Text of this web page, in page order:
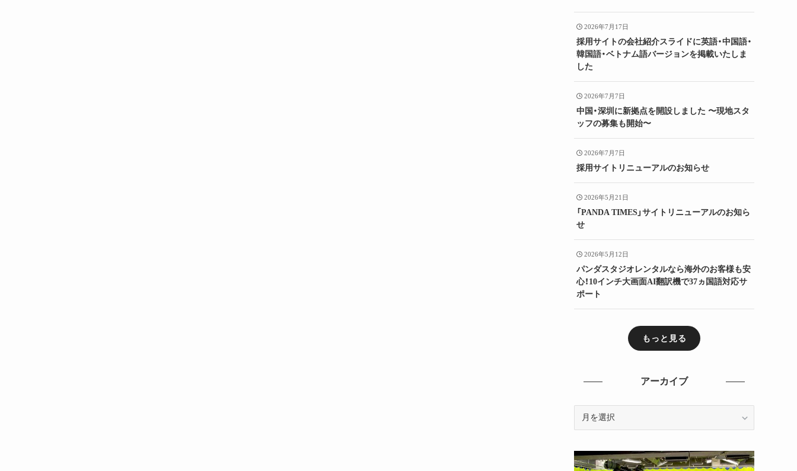
2026年7月17日
採用サイトの会社紹介スライドに英語・中国語・
韓国語・ベトナム語バージョンを掲載いたしま
した
2026年7月7日
中国・深圳に新拠点を開設しました 〜現地スタ
ッフの募集も開始〜
2026年7月7日
採用サイトリニューアルのお知らせ
2026年5月21日
「PANDA TIMES」サイトリニューアルのお知ら
せ
2026年5月12日
パンダスタジオレンタルなら海外のお客様も安
心！10インチ大画面AI翻訳機で37ヵ国語対応サ
ポート
もっと見る
アーカイブ
イ
ブ